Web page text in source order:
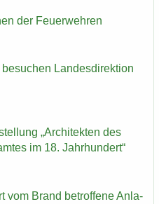
der Feu­er­weh­ren
Lan­des­di­rek­ti­on
„Ar­chi­tek­ten des
im 18. Jahr­hun­dert“
vom Brand be­trof­fe­ne An­la­